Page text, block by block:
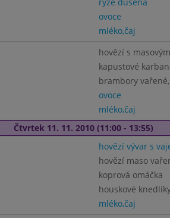
ovoce
mléko,čaj
hovězí s
kapustové
brambory
ovoce
mléko,čaj
Čtvrtek 11. 11. 2010 (11:00 - 13:55)
hovězí vývar s
hovězí maso
koprová omáčka
houskové
mléko,čaj